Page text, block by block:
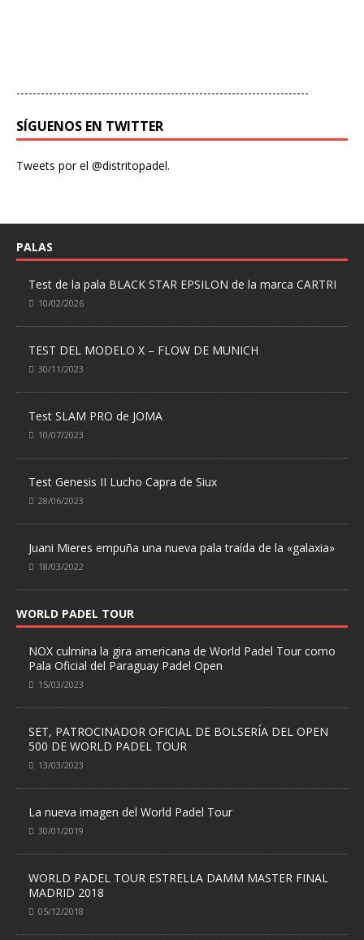
------------------------------------------------------------------------
SÍGUENOS EN TWITTER
Tweets por el @distritopadel.
PALAS
Test de la pala BLACK STAR EPSILON de la marca CARTRI
10/02/2026
TEST DEL MODELO X – FLOW DE MUNICH
30/11/2023
Test SLAM PRO de JOMA
10/07/2023
Test Genesis II Lucho Capra de Siux
28/06/2023
Juani Mieres empuña una nueva pala traída de la «galaxia»
18/03/2022
WORLD PADEL TOUR
NOX culmina la gira americana de World Padel Tour como
Pala Oficial del Paraguay Padel Open
15/03/2023
SET, PATROCINADOR OFICIAL DE BOLSERÍA DEL OPEN
500 DE WORLD PADEL TOUR
13/03/2023
La nueva imagen del World Padel Tour
30/01/2019
WORLD PADEL TOUR ESTRELLA DAMM MASTER FINAL
MADRID 2018
05/12/2018